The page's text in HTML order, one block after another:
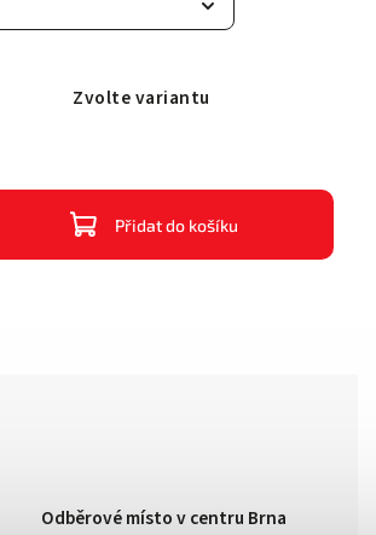
Zvolte variantu
Přidat do košíku
Odběrové místo v centru Brna